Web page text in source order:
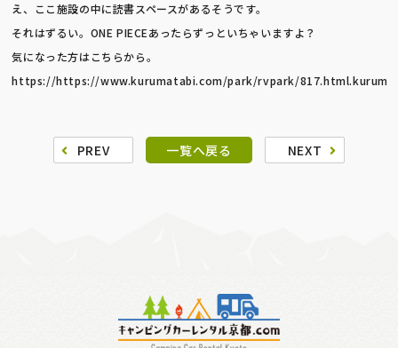
え、ここ施設の中に読書スペースがあるそうです。
それはずるい。ONE PIECEあったらずっといちゃいますよ？
気になった方はこちらから。
https://https://www.kurumatabi.com/park/rvpark/
PREV 一覧へ戻る NEXT